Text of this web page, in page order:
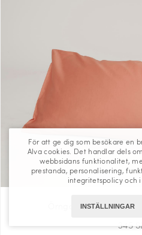
Örngott Fond - Pink
345
För att ge dig som besökare en
Alva cookies. Det handlar dels
webbsidans funktionalitet,
prestanda, personalisering,
integritetspolicyoch
INSTÄLLNINGAR